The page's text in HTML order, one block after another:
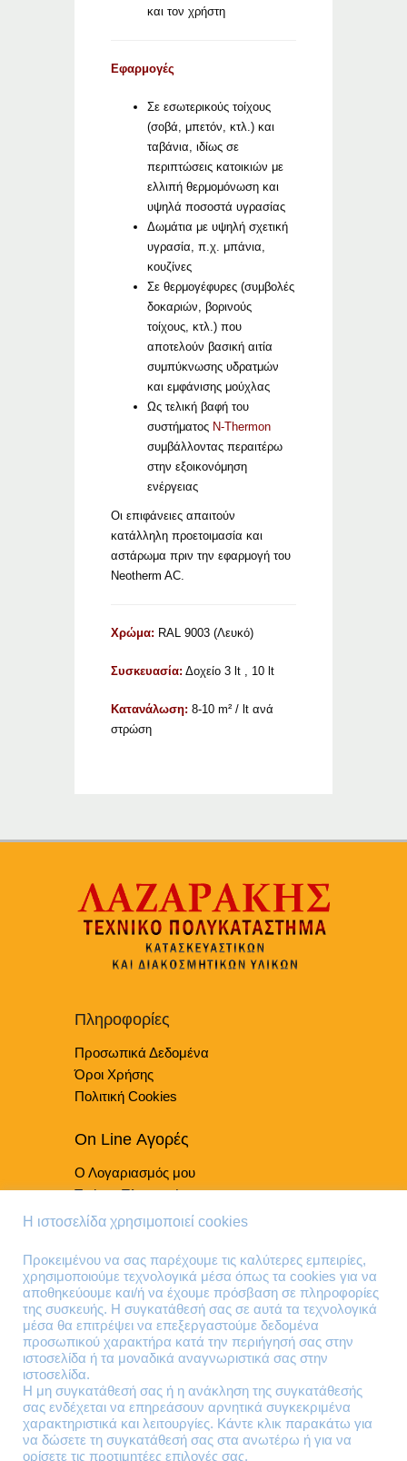
και τον χρήστη
Εφαρμογές
Σε εσωτερικούς τοίχους
(σοβά, μπετόν, κτλ.) και
ταβάνια, ιδίως σε
περιπτώσεις κατοικιών με
ελλιπή θερμομόνωση και
υψηλά ποσοστά υγρασίας
Δωμάτια με υψηλή σχετική
υγρασία, π.χ. μπάνια,
κουζίνες
Σε θερμογέφυρες (συμβολές
δοκαριών, βορινούς
τοίχους, κτλ.) που
αποτελούν βασική αιτία
συμπύκνωσης υδρατμών
και εμφάνισης μούχλας
Ως τελική βαφή του
συστήματος N-Thermon
συμβάλλοντας περαιτέρω
στην εξοικονόμηση
ενέργειας
Οι επιφάνειες απαιτούν
κατάλληλη προετοιμασία και
αστάρωμα πριν την εφαρμογή του
Neotherm AC.
Χρώμα: RAL 9003 (Λευκό)
Συσκευασία: Δοχείο 3 lt , 10 lt
Κατανάλωση: 8-10 m² / lt ανά
στρώση
Πληροφορίες
Προσωπικά Δεδομένα
Όροι Χρήσης
Πολιτική Cookies
On Line Αγορές
Ο Λογαριασμός μου
Τρόποι Πληρωμής
Τρόποι Παράδοσης
Τηλέφωνα Επικοινωνίας
210 41 13 636
210 41 13 280
Διεύθυνση
Θηβών 220
Άγιος Ιωάννης
Ρέντης
Η ιστοσελίδα χρησιμοποιεί cookies
Προκειμένου να σας παρέχουμε τις καλύτερες εμπειρίες,
χρησιμοποιούμε τεχνολογικά μέσα όπως τα cookies για να
αποθηκεύουμε και/ή να έχουμε πρόσβαση σε πληροφορίες
της συσκευής. Η συγκατάθεσή σας σε αυτά τα τεχνολογικά
μέσα θα επιτρέψει να επεξεργαστούμε δεδομένα
προσωπικού χαρακτήρα κατά την περιήγησή σας στην
ιστοσελίδα ή τα μοναδικά αναγνωριστικά σας στην
ιστοσελίδα.
Η μη συγκατάθεσή σας ή η ανάκληση της συγκατάθεσής
σας ενδέχεται να επηρεάσουν αρνητικά συγκεκριμένα
χαρακτηριστικά και λειτουργίες. Κάντε κλικ παρακάτω για
να δώσετε τη συγκατάθεσή σας στα ανωτέρω ή για να
ορίσετε τις προτιμητέες επιλογές σας,